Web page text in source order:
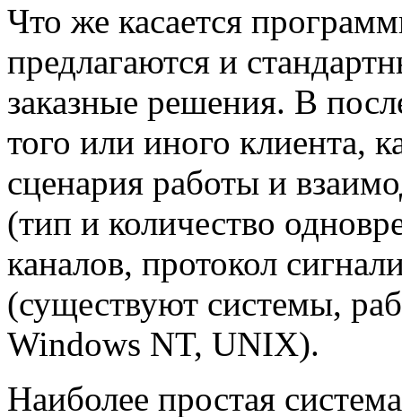
Что же касается
предлагаются и
заказные решения. В
того или иного клиента,
сценария работы и
(тип и количество
каналов, протокол
(существуют системы,
Windows NT, UNIX).
Наиболее простая